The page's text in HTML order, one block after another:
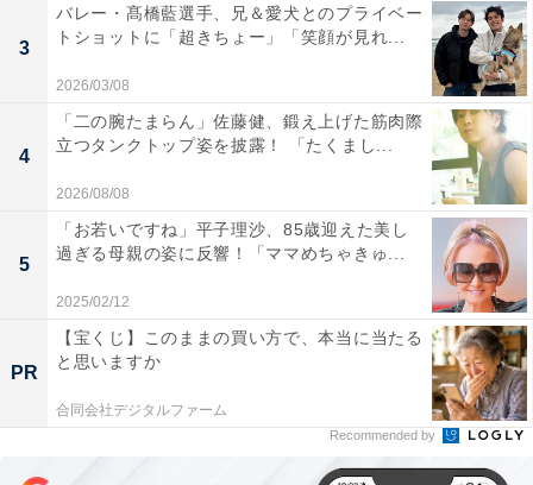
3
バレー・髙橋藍選手、兄＆愛犬とのプライベー
トショットに「超きちょー」「笑顔が見れ...
2026/03/08
4
「二の腕たまらん」佐藤健、鍛え上げた筋肉際
立つタンクトップ姿を披露！ 「たくまし...
2026/08/08
5
「お若いですね」平子理沙、85歳迎えた美し
過ぎる母親の姿に反響！「ママめちゃきゅ...
2025/02/12
PR
【宝くじ】このままの買い方で、本当に当たる
と思いますか
合同会社デジタルファーム
Recommended by